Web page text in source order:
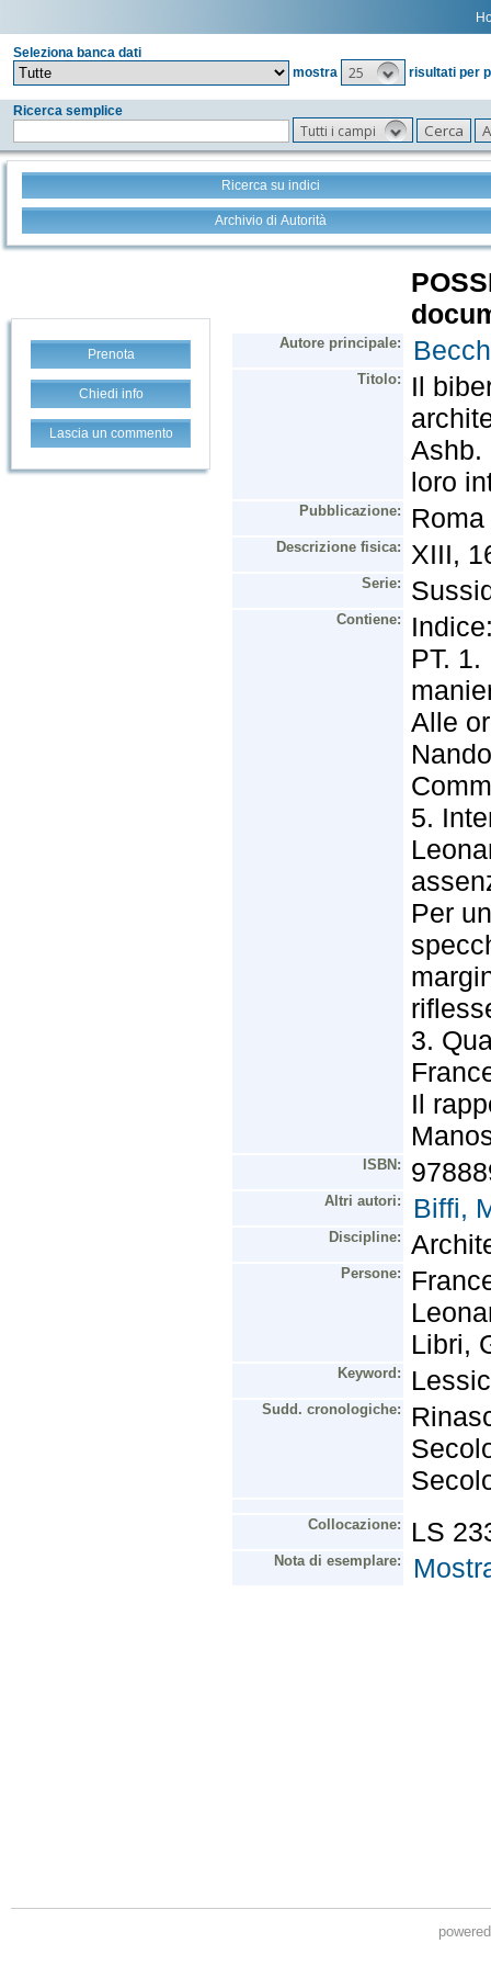
Seleziona banca dati
mostra
25 risultati per
Ricerca semplice
Tutti i campi
Ricerca su indici
Archivio di Autorità
Prenota
Chiedi info
Lascia un commento